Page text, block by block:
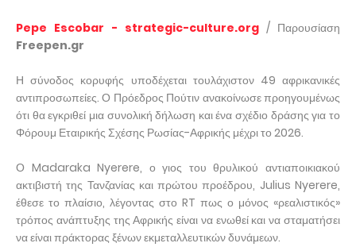
Pepe Escobar - strategic-culture.org / Παρουσίαση
Freepen.gr
Η σύνοδος κορυφής υποδέχεται τουλάχιστον 49 αφρικανικές
αντιπροσωπείες. Ο Πρόεδρος Πούτιν ανακοίνωσε προηγουμένως
ότι θα εγκριθεί μια συνολική δήλωση και ένα σχέδιο δράσης για το
Φόρουμ Εταιρικής Σχέσης Ρωσίας-Αφρικής μέχρι το 2026.
Ο Madaraka Nyerere, ο γιος του θρυλικού αντιαποικιακού
ακτιβιστή της Τανζανίας και πρώτου προέδρου, Julius Nyerere,
έθεσε το πλαίσιο, λέγοντας στο RT πως ο μόνος «ρεαλιστικός»
τρόπος ανάπτυξης της Αφρικής είναι να ενωθεί και να σταματήσει
να είναι πράκτορας ξένων εκμεταλλευτικών δυνάμεων.